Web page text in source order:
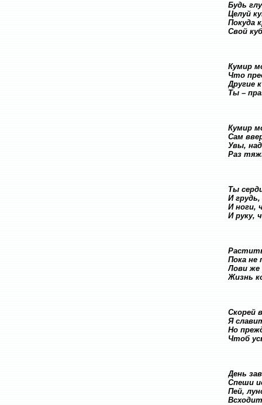
Будь
Целуй
Покуда
Свой
Кумир
Что
Другие
Ты –
Кумир
Сам
Увы,
Раз
Ты
И
И ноги,
И руку,
Пока не
Лови же
Жизнь
Скорей
Я
Но
Чтоб
День
Спеши
Пей,